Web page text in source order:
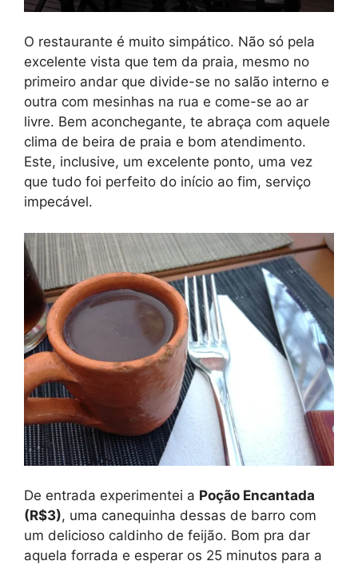
O restaurante é muito simpático. Não só pela
excelente vista que tem da praia, mesmo no
primeiro andar que divide-se no salão interno e
outra com mesinhas na rua e come-se ao ar
livre. Bem aconchegante, te abraça com aquele
clima de beira de praia e bom atendimento.
Este, inclusive, um excelente ponto, uma vez
que tudo foi perfeito do início ao fim, serviço
impecável.
De entrada experimentei a Poção Encantada
(R$3), uma canequinha dessas de barro com
um delicioso caldinho de feijão. Bom pra dar
aquela forrada e esperar os 25 minutos para a